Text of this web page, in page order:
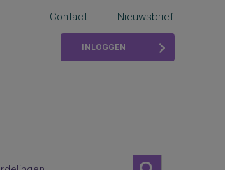
Contact Nieuwsbrief
INLOGGEN